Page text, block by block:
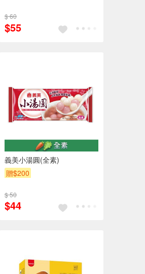
$ 60
$55
義美小湯圓(全素)
贈$200
$ 50
$44